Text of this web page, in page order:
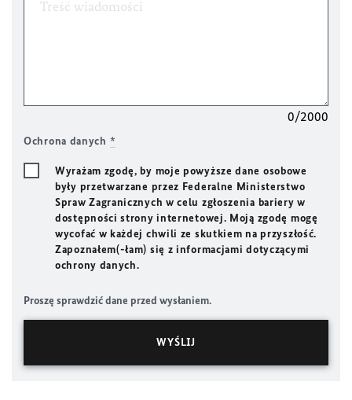
0/2000
Ochrona danych *
Wyrażam zgodę, by moje powyższe dane osobowe
były przetwarzane przez Federalne Ministerstwo
Spraw Zagranicznych w celu zgłoszenia bariery w
dostępności strony internetowej. Moją zgodę mogę
wycofać w każdej chwili ze skutkiem na przyszłość.
Zapoznałem(-łam) się z informacjami dotyczącymi
ochrony danych.
Proszę sprawdzić dane przed wysłaniem.